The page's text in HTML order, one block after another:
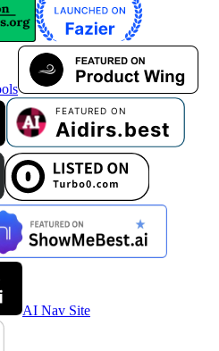
AI Nav Site